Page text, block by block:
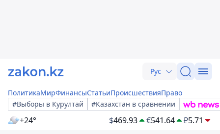
Рус
ПолитикаМирФинансыСтатьиПроисшествияПраво
#Выборы в Курултай
#Казахстан в сравнении
+24° $469.93 €541.64 ₽5.71